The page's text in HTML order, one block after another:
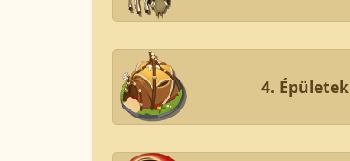
4. Épületek